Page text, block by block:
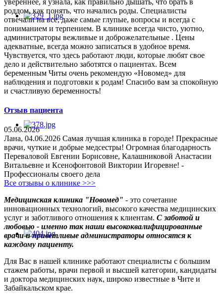
роддом, как понять, что начались роды. Специалисты
отвечали на все, даже самые глупые, вопросы и всегда с
пониманием и терпением. В клинике всегда чисто, уютно,
администраторы вежливые и доброжелательные . Цены
адекватные, всегда можно записаться в удобное время.
Чувствуется, что здесь работают люди, которые любят свое
дело и действительно заботятся о пациентах. Всем
беременным Читы очень рекомендую «Новомед» для
наблюдения и подготовки к родам! Спасибо вам за спокойную
и счастливую беременность!
Отзыв пациента
05.06.2026
Лана, 04.06.2026 Самая лучшая клиника в городе! Прекрасные
врачи, чуткие и добрые медсестры! Огромная благодарность
Переваловой Евгении Борисовне, Калашниковой Анастасии
Витальевне и Ксенофонтовой Виктории Игоревне! -
Профессионалы своего дела
Все отзывы о клинике >>>
Медицинская клиника "Новомед" - это сочетание
инновационных технологий, высокого качества медицинских
услуг и заботливого отношения к клиентам. С заботой и
любовью - именно так наши высококвалифицированные
врачи и приветливые администраторы относятся к
каждому пациенту.
Для Вас в нашей клинике работают специалисты с большим
стажем работы, врачи первой и высшей категории, кандидаты
и доктора медицинских наук, широко известные в Чите и
Забайкальском крае.